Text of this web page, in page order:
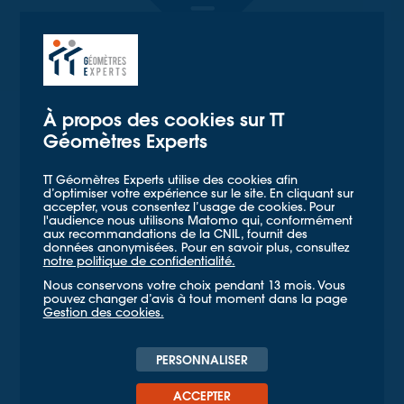
TT GÉOMETRES EXPERTS
À propos des cookies sur TT
Géomètres Experts
TT Géomètres Experts utilise des cookies afin
d’optimiser votre expérience sur le site. En cliquant sur
accepter, vous consentez l’usage de cookies. Pour
l'audience nous utilisons Matomo qui, conformément
aux recommandations de la CNIL, fournit des
données anonymisées. Pour en savoir plus, consultez
notre politique de confidentialité.
Nous conservons votre choix pendant 13 mois. Vous
pouvez changer d’avis à tout moment dans la page
Gestion des cookies.
PERSONNALISER
ACCEPTER